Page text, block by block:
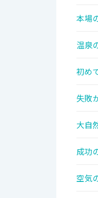
本場
温泉
初め
失敗
大自
成功
空気